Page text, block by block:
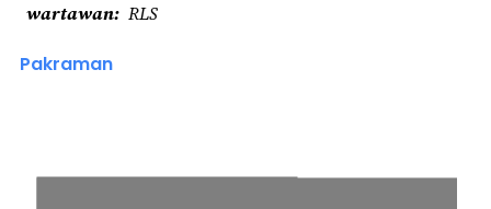
wartawan RLS
Pakraman